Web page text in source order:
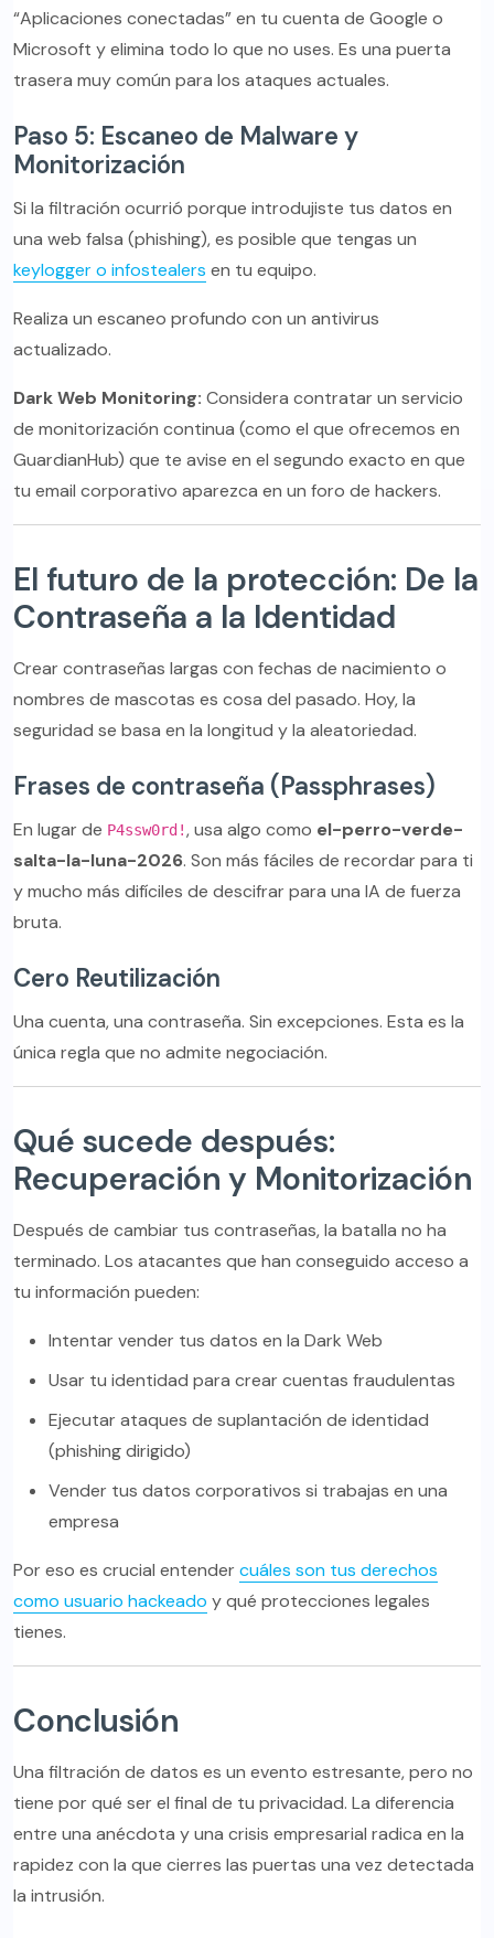
“Aplicaciones conectadas” en tu cuenta de Google o
Microsoft y elimina todo lo que no uses. Es una puerta
trasera muy común para los ataques actuales.
Paso 5: Escaneo de Malware y
Monitorización
Si la filtración ocurrió porque introdujiste tus datos en
una web falsa (phishing), es posible que tengas un
keylogger o infostealers en tu equipo.
Realiza un escaneo profundo con un antivirus
actualizado.
Dark Web Monitoring: Considera contratar un servicio
de monitorización continua (como el que ofrecemos en
GuardianHub) que te avise en el segundo exacto en que
tu email corporativo aparezca en un foro de hackers.
El futuro de la protección: De la
Contraseña a la Identidad
Crear contraseñas largas con fechas de nacimiento o
nombres de mascotas es cosa del pasado. Hoy, la
seguridad se basa en la longitud y la aleatoriedad.
Frases de contraseña (Passphrases)
En lugar de P4ssw0rd!, usa algo como el-perro-verde-
salta-la-luna-2026. Son más fáciles de recordar para ti
y mucho más difíciles de descifrar para una IA de fuerza
bruta.
Cero Reutilización
Una cuenta, una contraseña. Sin excepciones. Esta es la
única regla que no admite negociación.
Qué sucede después:
Recuperación y Monitorización
Después de cambiar tus contraseñas, la batalla no ha
terminado. Los atacantes que han conseguido acceso a
tu información pueden:
Intentar vender tus datos en la Dark Web
Usar tu identidad para crear cuentas fraudulentas
Ejecutar ataques de suplantación de identidad
(phishing dirigido)
Vender tus datos corporativos si trabajas en una
empresa
Por eso es crucial entender cuáles son tus derechos
como usuario hackeado y qué protecciones legales
tienes.
Conclusión
Una filtración de datos es un evento estresante, pero no
tiene por qué ser el final de tu privacidad. La diferencia
entre una anécdota y una crisis empresarial radica en la
rapidez con la que cierres las puertas una vez detectada
la intrusión.